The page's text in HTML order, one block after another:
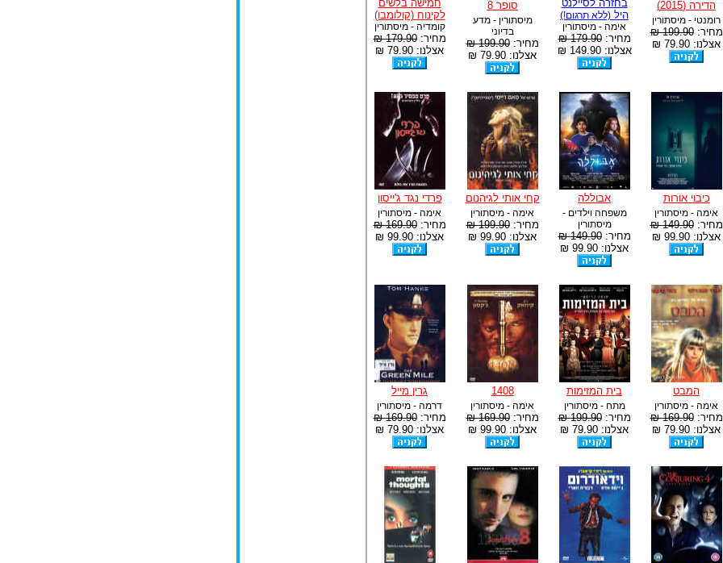
הדירה (2015)
רומנטי - מיסתורין
מחיר:199.90 ₪
אצלנו: 79.90 ₪
בחזרה לסיילנט
היל (ללא תרגום!)
אימה - מיסתורין
מחיר:179.90 ₪
אצלנו: 149.90 ₪
סופר 8
מיסתורין - מדע
בדיוני
מחיר:199.90 ₪
אצלנו: 79.90 ₪
חמישה בלשים
לקינוח (קולומבו)
קומדיה - מיסתורין
מחיר:179.90 ₪
אצלנו: 79.90 ₪
כיבוי אורות
אימה - מיסתורין
מחיר:149.90 ₪
אצלנו: 99.90 ₪
אבוללה
משפחה וילדים -
מיסתורין
מחיר:149.90 ₪
אצלנו: 99.90 ₪
קחי אותי לגיהנום
אימה - מיסתורין
מחיר:199.90 ₪
אצלנו: 99.90 ₪
פרדי נגד ג'ייסון
אימה - מיסתורין
מחיר:169.90 ₪
אצלנו: 99.90 ₪
המבט
אימה - מיסתורין
מחיר:169.90 ₪
אצלנו: 79.90 ₪
בית המזימות
מתח - מיסתורין
מחיר:199.90 ₪
אצלנו: 79.90 ₪
1408
אימה - מיסתורין
מחיר:169.90 ₪
אצלנו: 99.90 ₪
גרין מייל
דרמה - מיסתורין
מחיר:169.90 ₪
אצלנו: 79.90 ₪